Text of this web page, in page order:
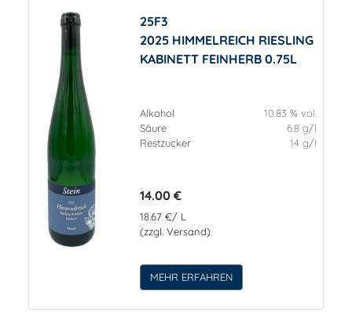
25F3
2025 HIMMELREICH RIESLING
KABINETT FEINHERB 0.75L
Alkohol
10.83 % vol.
Säure
6.8 g/l
Restzucker
14 g/l
14.00 €
18.67 €/ L
(zzgl. Versand)
MEHR ERFAHREN